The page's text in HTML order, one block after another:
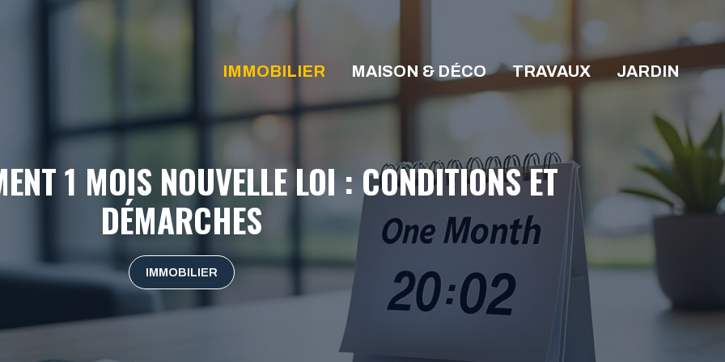
IMMOBILIER MAISON & DÉCO TRAVAUX JARDIN
1 MOIS NOUVELLE LOI : CONDITIONS ET
DÉMARCHES
IMMOBILIER